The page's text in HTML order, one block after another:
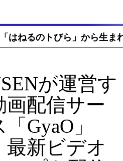
はねるのトびら」から生ま
が運営す
画配信サー
「GyaO」
最新ビデオ